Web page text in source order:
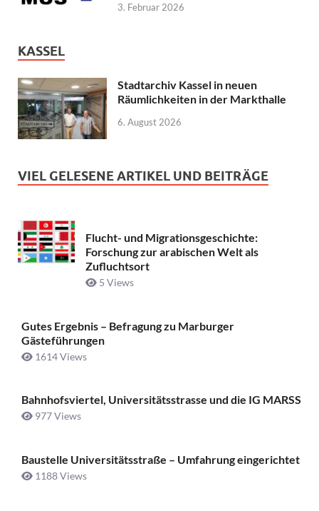
3. Februar 2026
KASSEL
Stadtarchiv Kassel in neuen
Räumlichkeiten in der Markthalle
6. August 2026
VIEL GELESENE ARTIKEL UND BEITRÄGE
Flucht- und Migrationsgeschichte:
Forschung zur arabischen Welt als
Zufluchtsort
5 Views
Gutes Ergebnis – Befragung zu Marburger
Gästeführungen
1614 Views
Bahnhofsviertel, Universitätsstrasse und die IG MARSS
977 Views
Baustelle Universitätsstraße ­– Umfahrung eingerichtet
1188 Views